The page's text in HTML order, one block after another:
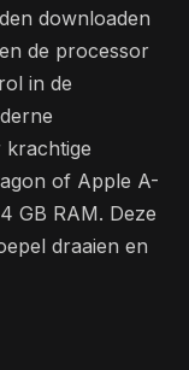
downloaden
de processor
in de
krachtige
of Apple A-
GB RAM. Deze
draaien en